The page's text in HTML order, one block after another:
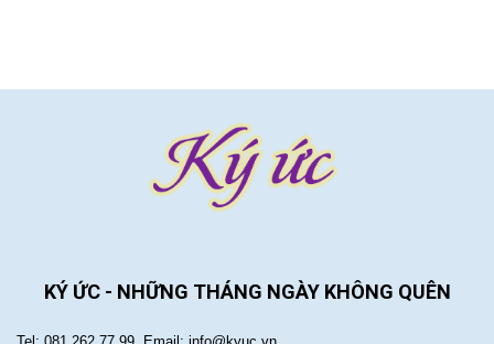
KÝ ỨC - NHỮNG THÁNG NGÀY KHÔNG QUÊN